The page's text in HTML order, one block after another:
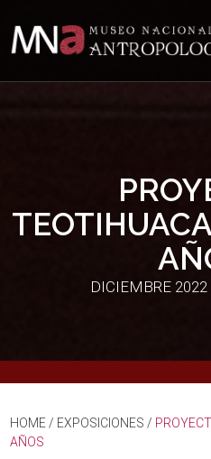
DICIEMBRE
HOME/ EXPOSICIONES /
AÑOS